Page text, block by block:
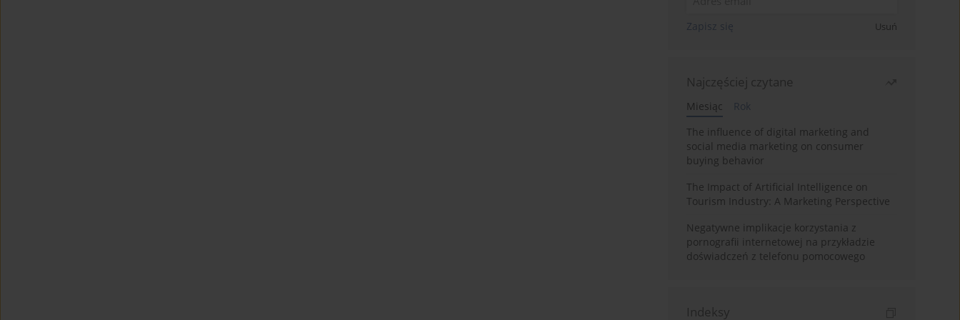
Zapisz się Usuń
Najczęściej czytane
Miesiąc
Rok
The influence of digital marketing and
social media marketing on consumer
buying behavior
The Impact of Artificial Intelligence on
Tourism Industry: A Marketing Perspective
Negatywne implikacje korzystania z
pornografii internetowej na przykładzie
doświadczeń z telefonu pomocowego
Indeksy